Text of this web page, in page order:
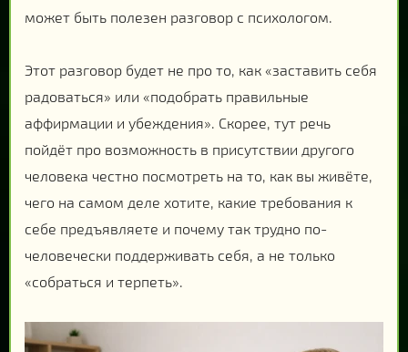
может быть полезен разговор с психологом.
Этот разговор будет не про то, как «заставить себя
радоваться» или «подобрать правильные
аффирмации и убеждения». Скорее, тут речь
пойдёт про возможность в присутствии другого
человека честно посмотреть на то, как вы живёте,
чего на самом деле хотите, какие требования к
себе предъявляете и почему так трудно по-
человечески поддерживать себя, а не только
«собраться и терпеть».